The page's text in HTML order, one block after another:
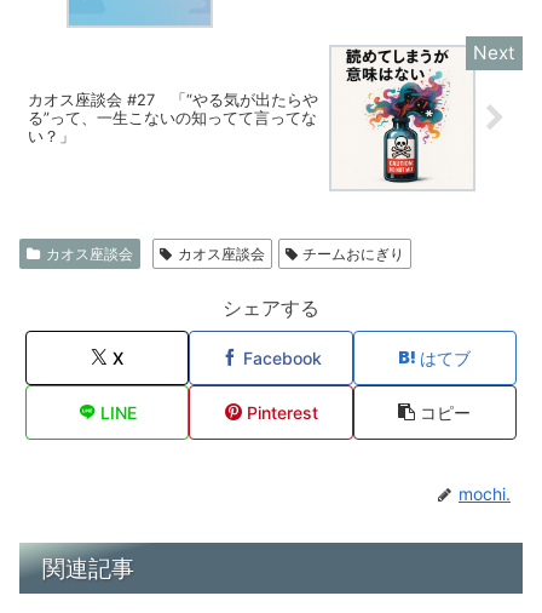
カオス座談会 #27 「“やる気が出たらや
る”って、一生こないの知ってて言ってな
い？」
カオス座談会 カオス座談会 チームおにぎり
シェアする
X Facebook はてブ
LINE Pinterest コピー
mochi.
関連記事